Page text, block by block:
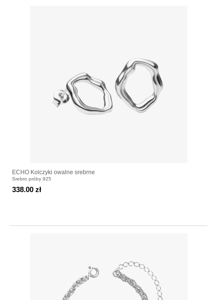
ECHO Kolczyki owalne srebrne
Srebro próby 925
338.00 zł